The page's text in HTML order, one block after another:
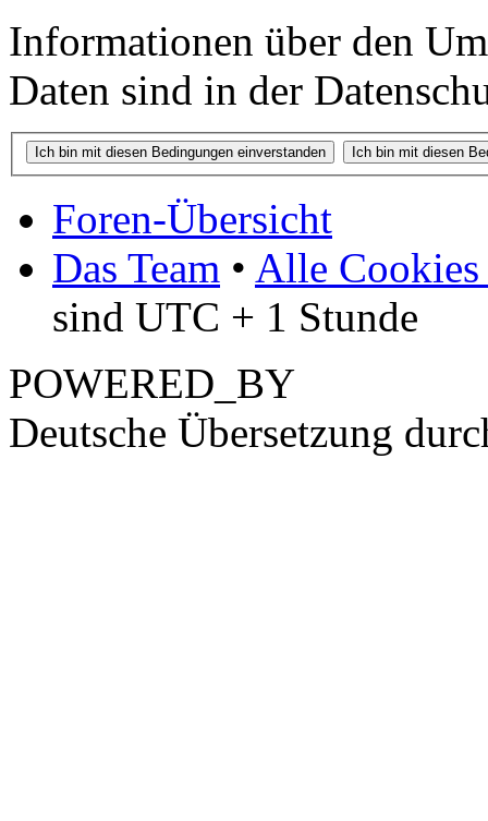
Informationen über den
Daten sind in der
Foren-Übersicht
Das Team • Alle Cookies
sind UTC + 1 Stunde
POWERED_BY
Deutsche Übersetzung